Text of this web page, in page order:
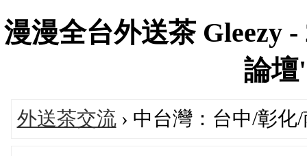
漫漫全台外送茶 Gleezy
論壇
外送茶交流› 中台灣：台中/彰化